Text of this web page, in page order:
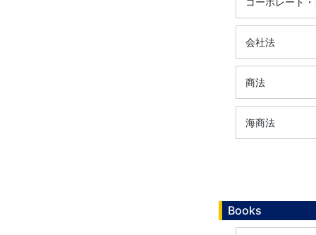
会社法
商法
海商法
Books